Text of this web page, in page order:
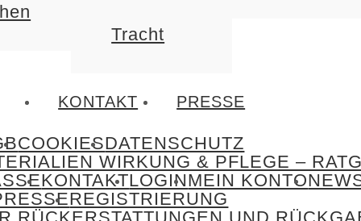
Tracht
KONTAKT PRESSE
COOKIESDATENSCHUTZ
WIRKUNG & PFLEGE –
KONTAKTLOGINMEIN KONTO
REGISTRIERUNG